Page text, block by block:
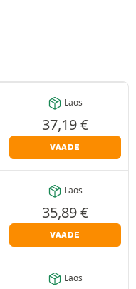
Laos
37,19€
VAADE
Laos
35,89€
VAADE
Laos